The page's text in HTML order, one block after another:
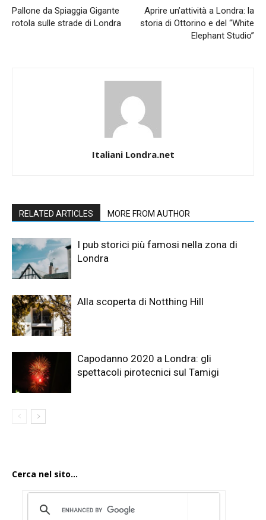
Pallone da Spiaggia Gigante
rotola sulle strade di Londra
Aprire un’attività a Londra: la
storia di Ottorino e del “White
Elephant Studio”
Italiani Londra.net
RELATED ARTICLES MORE FROM AUTHOR
I pub storici più famosi nella zona di
Londra
Alla scoperta di Notthing Hill
Capodanno 2020 a Londra: gli
spettacoli pirotecnici sul Tamigi
Cerca nel sito...